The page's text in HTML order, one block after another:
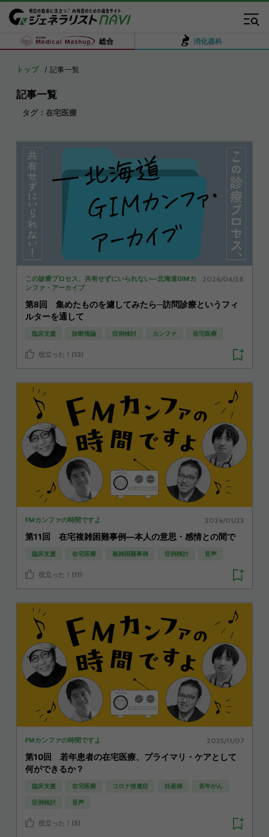
総合 消化器科
トップ 記事一覧
記事一覧
タグ：在宅医療
この診療プロセス、共有せずにいられない―北海道GIMカ
ンファ・アーカイブ
2026/04/28
第8回 集めたものを濾してみたら─訪問診療というフィ
ルターを通して
臨床支援 診断推論 症例検討 カンファ 在宅医療
役立った！(13)
FMカンファの時間ですよ 2026/01/23
第11回 在宅複雑困難事例—本人の意思・感情との間で
臨床支援 在宅医療 複雑困難事例 症例検討 音声
役立った！(11)
FMカンファの時間ですよ 2025/11/07
第10回 若年患者の在宅医療、プライマリ・ケアとして
何ができるか？
臨床支援 在宅医療 コロナ後遺症 妊産婦 若年がん
症例検討 音声
役立った！(5)